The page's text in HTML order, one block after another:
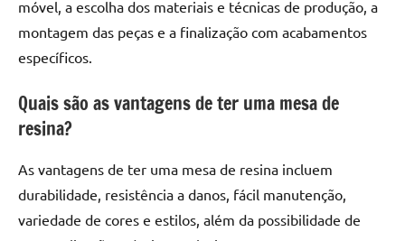
móvel, a escolha dos materiais e técnicas de produção, a
montagem das peças e a finalização com acabamentos
específicos.
Quais são as vantagens de ter uma mesa de
resina?
As vantagens de ter uma mesa de resina incluem
durabilidade, resistência a danos, fácil manutenção,
variedade de cores e estilos, além da possibilidade de